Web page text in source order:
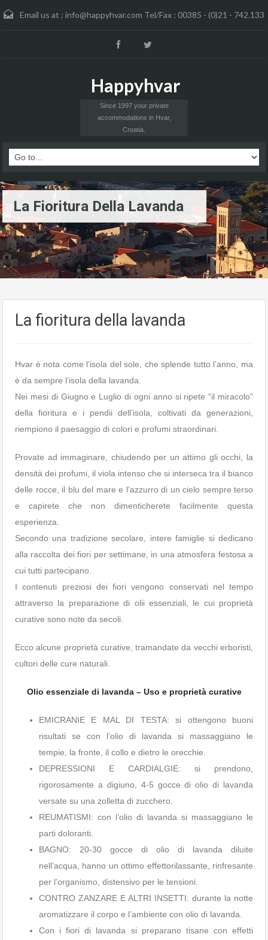
Email us at : info@happyhvar.com Tel/Fax : 00385 - (0)21 - 742.133
Happyhvar
Since 1997 your private
accommodations in Hvar,
Croatia.
La Fioritura Della Lavanda
La fioritura della lavanda
Hvar è nota come l’isola del sole, che splende tutto l’anno, ma
è da sempre l’isola della lavanda.
Nei mesi di Giugno e Luglio di ogni anno si ripete “il miracolo”
della fioritura e i pendii dell’isola, coltivati da generazioni,
riempiono il paesaggio di colori e profumi straordinari.
Provate ad immaginare, chiudendo per un attimo gli occhi, la
densità dei profumi, il viola intenso che si interseca tra il bianco
delle rocce, il blu del mare e l’azzurro di un cielo sempre terso
e capirete che non dimenticherete facilmente questa
esperienza.
Secondo una tradizione secolare, intere famiglie si dedicano
alla raccolta dei fiori per settimane, in una atmosfera festosa a
cui tutti partecipano.
I contenuti preziosi dei fiori vengono conservati nel tempo
attraverso la preparazione di olii essenziali, le cui proprietà
curative sono note da secoli.
Ecco alcune proprietà curative, tramandate da vecchi erboristi,
cultori delle cure naturali.
Olio essenziale di lavanda – Uso e proprietà curative
EMICRANIE E MAL DI TESTA: si ottengono buoni
risultati se con l’olio di lavanda si massaggiano le
tempie, la fronte, il collo e dietro le orecchie.
DEPRESSIONI E CARDIALGIE: si prendono,
rigorosamente a digiuno, 4-5 gocce di olio di lavanda
versate su una zolletta di zucchero.
REUMATISMI: con l’olio di lavanda si massaggiano le
parti doloranti.
BAGNO: 20-30 gocce di olio di lavanda diluite
nell’acqua, hanno un ottimo effettorilassante, rinfresante
per l’organismo, distensivo per le tensioni.
CONTRO ZANZARE E ALTRI INSETTI: durante la notte
aromatizzare il corpo e l’ambiente con olio di lavanda.
Con i fiori di lavanda si preparano tisane con effetti